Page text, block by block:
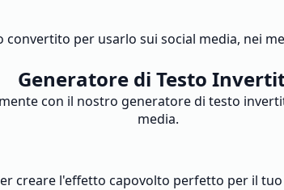
per usarlo sui social media, nei
Generatore di Testo
con il nostro generatore di testo
media.
creare l'effetto capovolto perfetto per il